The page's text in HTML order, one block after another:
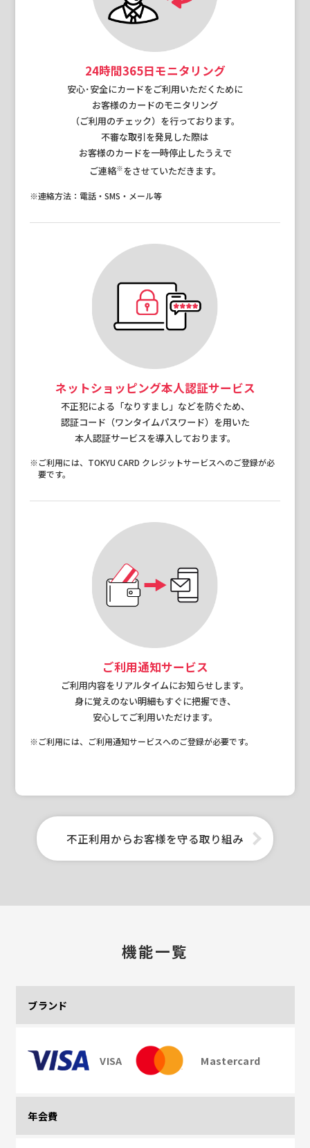
24時間365日モニタリング
安心･安全にカードをご利用いただくために
お客様のカードのモニタリング
（ご利用のチェック）を行っております。
不審な取引を発見した際は
お客様のカードを一時停止したうえで
ご連絡※をさせていただきます。
※連絡方法：電話・SMS・メール等
ネットショッピング本人認証サービス
不正犯による「なりすまし」などを防ぐため、
認証コード（ワンタイムパスワード）を用いた
本人認証サービスを導入しております。
※ご利用には、TOKYU CARD クレジットサービスへのご登録が必
要です。
ご利用通知サービス
ご利用内容をリアルタイムにお知らせします。
身に覚えのない明細もすぐに把握でき、
安心してご利用いただけます。
※ご利用には、ご利用通知サービスへのご登録が必要です。
不正利用からお客様を守る取り組み
機能一覧
ブランド
VISA Mastercard
年会費